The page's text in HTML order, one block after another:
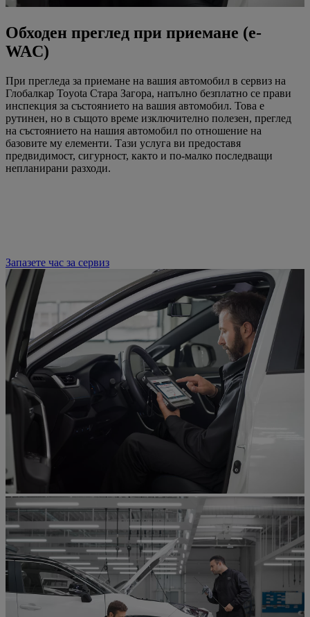
Обходен преглед при приемане (e-
WAC)
При прегледа за приемане на вашия автомобил в сервиз на
Глобалкар Toyota Стара Загора, напълно безплатно се прави
инспекция за състоянието на вашия автомобил. Това е
рутинен, но в същото време изключително полезен, преглед
на състоянието на нашия автомобил по отношение на
базовите му елементи. Тази услуга ви предоставя
предвидимост, сигурност, както и по-малко последващи
непланирани разходи.
Запазете час за сервиз